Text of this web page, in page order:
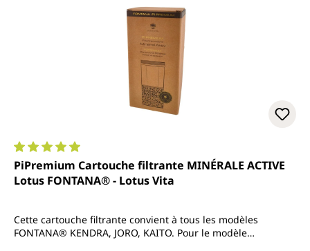
Note moyenne de 5 sur 5 étoiles
PiPremium Cartouche filtrante MINÉRALE ACTIVE
Lotus FONTANA® - Lotus Vita
Cette cartouche filtrante convient à tous les modèles
FONTANA® KENDRA, JORO, KAITO. Pour le modèle